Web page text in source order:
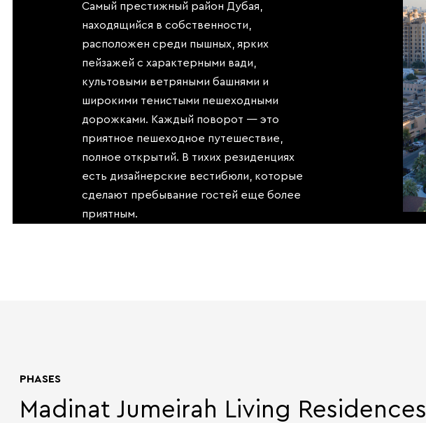
Самый престижный район Дубая,
находящийся в собственности,
расположен среди пышных, ярких
пейзажей с характерными вади,
культовыми ветряными башнями и
широкими тенистыми пешеходными
дорожками. Каждый поворот — это
приятное пешеходное путешествие,
полное открытий. В тихих резиденциях
есть дизайнерские вестибюли, которые
сделают пребывание гостей еще более
приятным.
PHASES
Madinat Jumeirah Living Residences